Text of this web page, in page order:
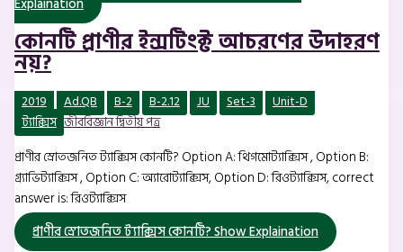
কোনটি প্রাণীর ইন্সটিংক্ট আচরণের উদাহরণ
নয়?
2019 Ad.QB B-2 B-2.12 JU Set-3
Unit-D
ট্যাক্সিস জীববিজ্ঞান দ্বিতীয় পত্র
প্রাণীর স্রোতজনিত ট্যাক্সিস কোনটি? Option A: থিগমোট্যাক্সিস , Option B:
গ্র্যাভিট্যাক্সিস , Option C: অ্যারোট্যাক্সিস, Option D: রিওট্যাক্সিস, correct
answer is: রিওট্যাক্সিস
প্রাণীর স্রোতজনিত ট্যাক্সিস কোনটি?Show Explaination